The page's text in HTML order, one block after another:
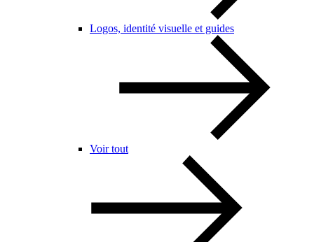
Logos, identité visuelle et guides
Voir tout